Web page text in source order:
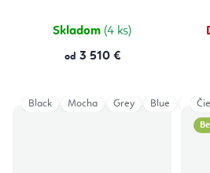
hviezdičiek.
Skladom (4 ks)
od 3 510 €
Black Mocha Grey Blue Ivory